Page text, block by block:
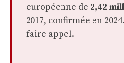
européenne de 2,42
2017, confirmée en
faire appel.